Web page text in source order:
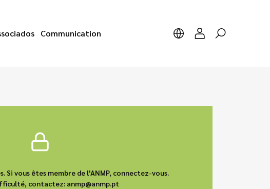
Communication
Si vous êtes membre de l'ANMP, connectez-vous.
contactez: anmp@anmp.pt